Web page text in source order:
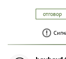
отговор